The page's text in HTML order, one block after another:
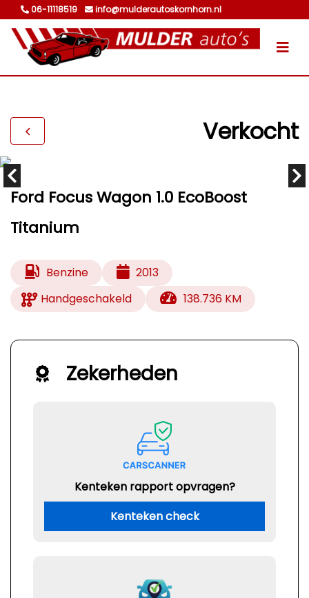
06-11118519 info@mulderautoskornhorn.nl
Verkocht
Ford Focus Wagon 1.0 EcoBoost
Titanium
Benzine
2013
Handgeschakeld
138.736 KM
Zekerheden
Kenteken rapport opvragen?
Kenteken check